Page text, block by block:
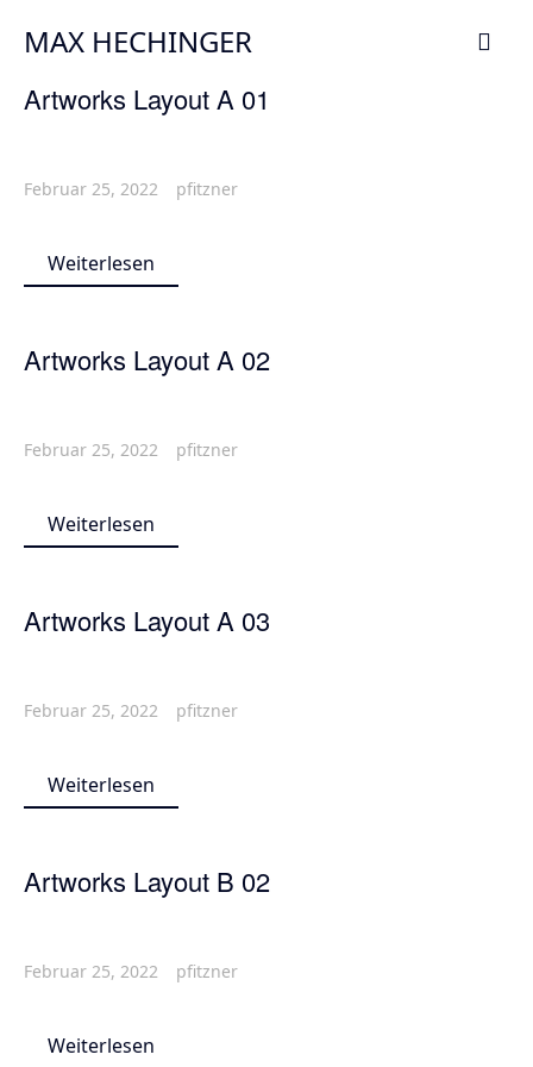
MAX HECHINGER
Artworks Layout A 01
Februar 25, 2022 pfitzner
Weiterlesen
Artworks Layout A 02
Februar 25, 2022 pfitzner
Weiterlesen
Artworks Layout A 03
Februar 25, 2022 pfitzner
Weiterlesen
Artworks Layout B 02
Februar 25, 2022 pfitzner
Weiterlesen